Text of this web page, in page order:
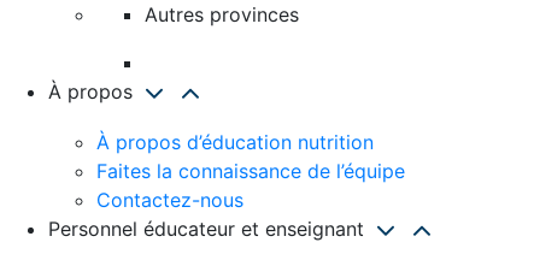
Autres provinces
À propos
À propos d’éducation nutrition
Faites la connaissance de l’équipe
Contactez-nous
Personnel éducateur et enseignant